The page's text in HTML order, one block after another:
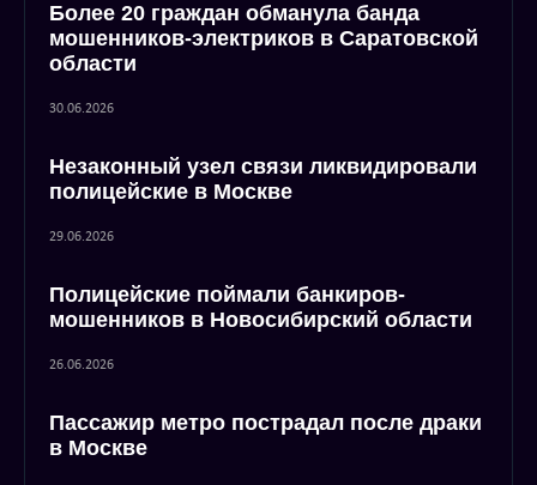
Более 20 граждан обманула банда
мошенников-электриков в Саратовской
области
30.06.2026
Незаконный узел связи ликвидировали
полицейские в Москве
29.06.2026
Полицейские поймали банкиров-
мошенников в Новосибирский области
26.06.2026
Пассажир метро пострадал после драки
в Москве